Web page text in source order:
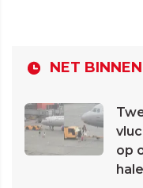
NET BINNEN
op